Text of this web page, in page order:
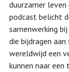
duurzamer
podcast belicht
samenwerking
die bijdragen
wereldwijd een
kunnen naar